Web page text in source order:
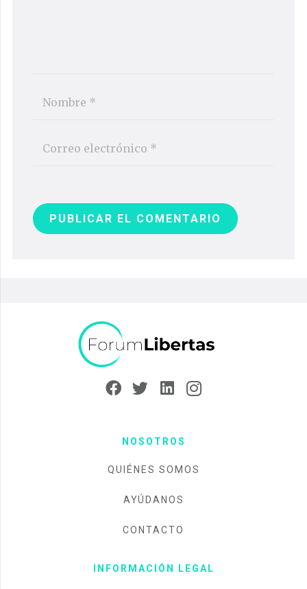
PUBLICAR EL COMENTARIO
NOSOTROS
QUIÉNES SOMOS
AYÚDANOS
CONTACTO
INFORMACIÓN LEGAL